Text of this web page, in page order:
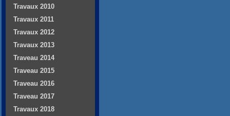
Travaux 2010
Travaux 2011
Travaux 2012
Travaux 2013
Traveau 2014
Traveau 2015
Traveau 2016
Traveau 2017
Travaux 2018